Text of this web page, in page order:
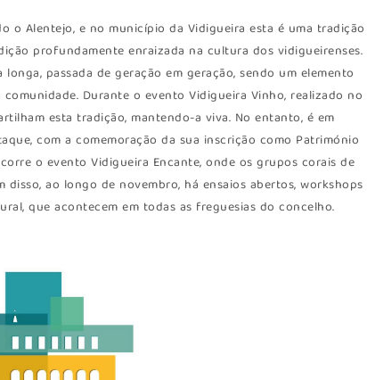
o Alentejo, e no município da Vidigueira esta é uma tradição
profundamente enraizada na cultura dos vidigueirenses.
passada de geração em geração, sendo um elemento
Durante o evento Vidigueira Vinho, realizado no
esta tradição, mantendo-a viva. No entanto, é em
com a comemoração da sua inscrição como Património
o evento Vidigueira Encante, onde os grupos corais de
ao longo de novembro, há ensaios abertos, workshops
que acontecem em todas as freguesias do concelho.